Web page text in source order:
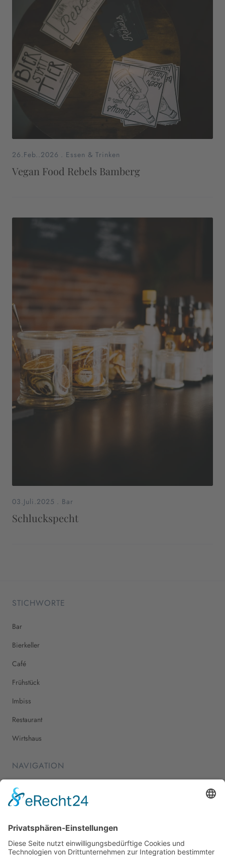
26.Feb..2026 . Essen & Trinken
Vegan Food Rebels Bamberg
03.Juli.2025 . Bar
Schluckspecht
STICHWORTE
Bar
Bierkeller
Café
Frühstück
Imbiss
Restaurant
Wirtshaus
NAVIGATION
Home
Essen & Trinken
Shopping
Stadtleben